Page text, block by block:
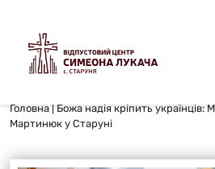
Головна | Божа надія кріпить
Мартинюк у Старуні